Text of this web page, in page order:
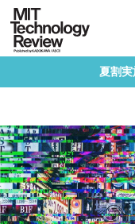
夏割実